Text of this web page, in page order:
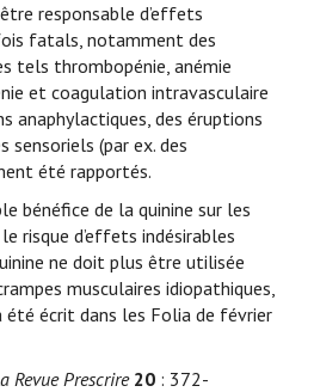
responsable d’effets
fatals, notamment des
tels thrombopénie, anémie
et coagulation intravasculaire
anaphylactiques, des éruptions
(par ex. des
été rapportés.
bénéfice de la quinine sur les
risque d’effets indésirables
ne doit plus être utilisée
musculaires idiopathiques,
été écrit dans les Folia de février
Revue Prescrire 20 : 372-